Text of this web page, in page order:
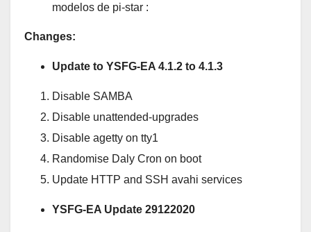
modelos de pi-star :
Changes:
Update to YSFG-EA 4.1.2 to 4.1.3
Disable SAMBA
Disable unattended-upgrades
Disable agetty on tty1
Randomise Daly Cron on boot
Update HTTP and SSH avahi services
YSFG-EA Update 29122020